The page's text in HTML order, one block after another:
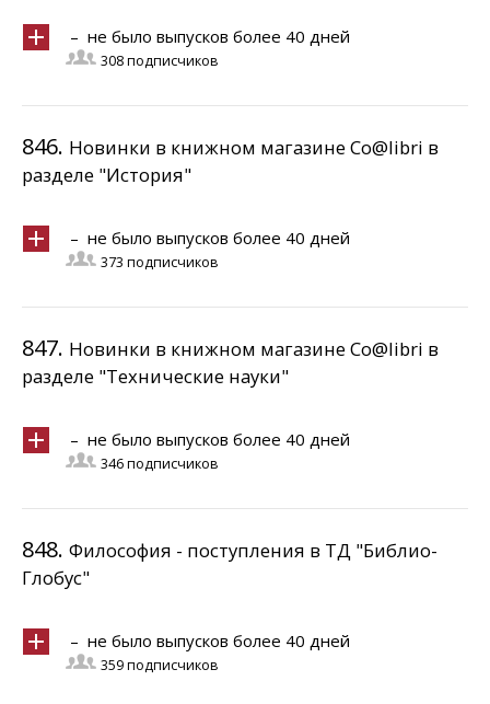
– не было выпусков более 40 дней
308 подписчиков
846. Новинки в книжном магазине Co@libri в
разделе "История"
– не было выпусков более 40 дней
373 подписчиков
847. Новинки в книжном магазине Co@libri в
разделе "Технические науки"
– не было выпусков более 40 дней
346 подписчиков
848. Философия - поступления в ТД "Библио-
Глобус"
– не было выпусков более 40 дней
359 подписчиков